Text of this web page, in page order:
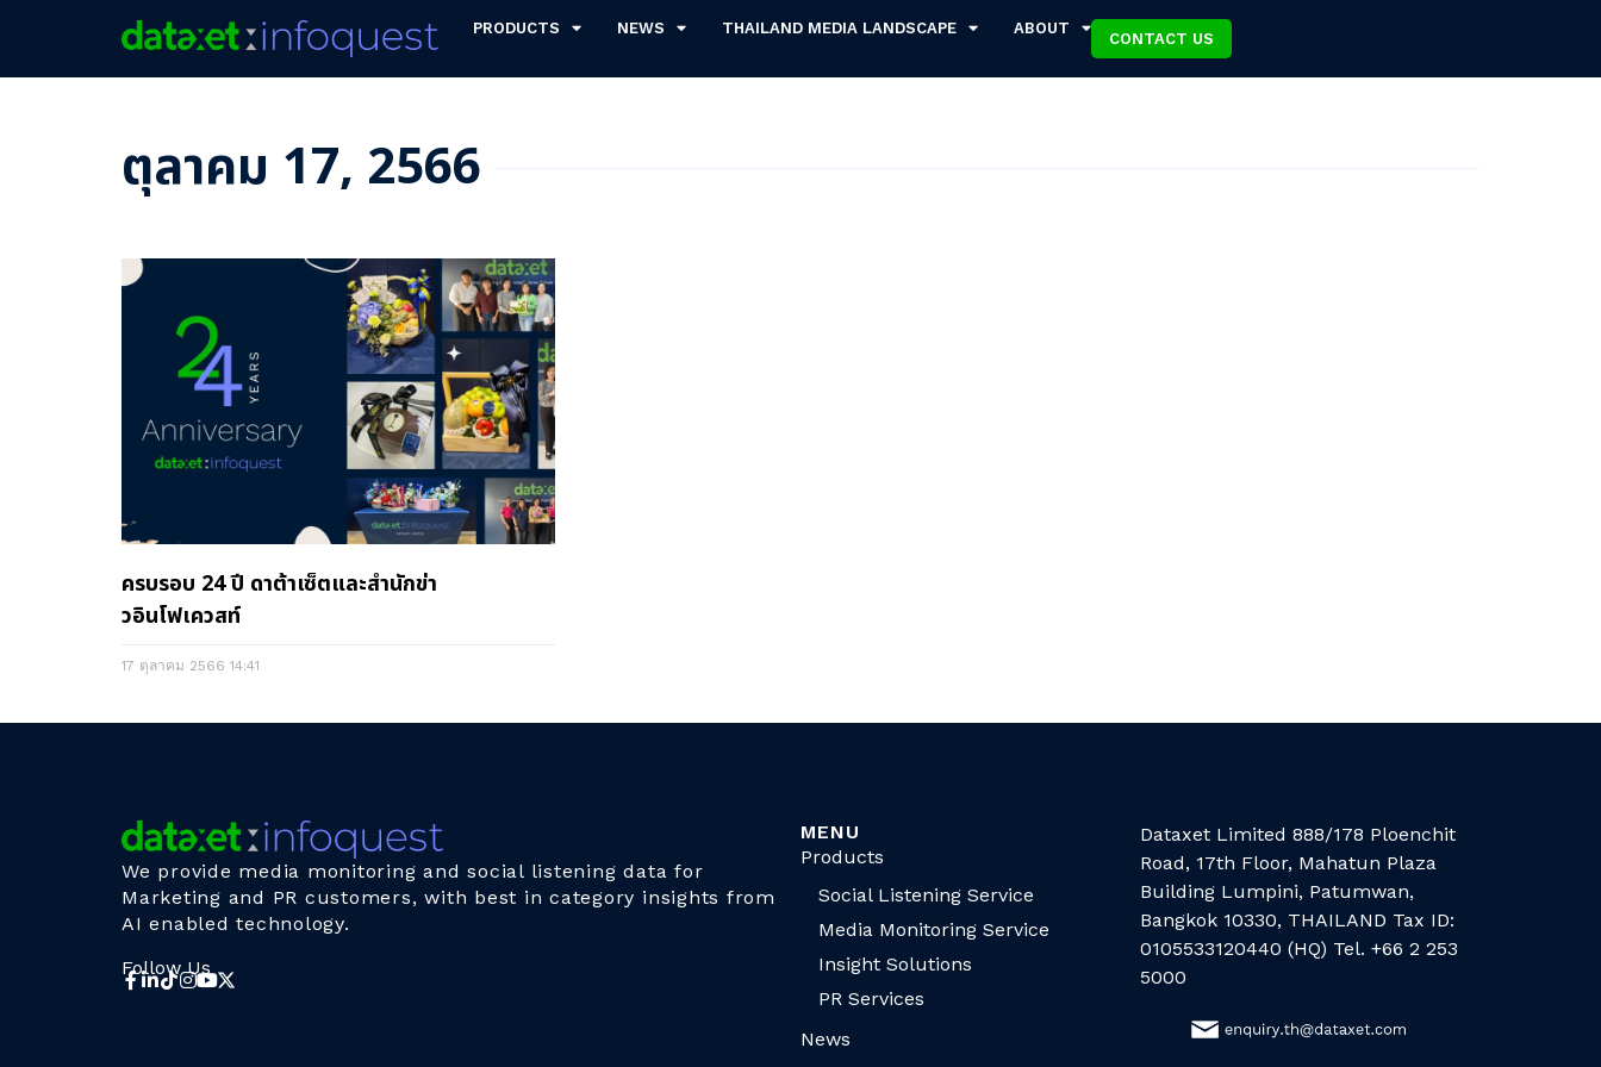
PRODUCTS NEWS THAILAND MEDIA LANDSCAPE ABOUT
CONTACT US
ตุลาคม 17, 2566
ครบรอบ 24 ปี ดาต้าเซ็ตและสำนักข่า
วอินโฟเควสท์
17 ตุลาคม 2566 14:41
We provide media monitoring and social listening data for
Marketing and PR customers, with best in category insights from
AI enabled technology.
Follow Us
MENU
Products
Social Listening Service
Media Monitoring Service
Insight Solutions
PR Services
News
Dataxet Limited 888/178 Ploenchit
Road, 17th Floor, Mahatun Plaza
Building Lumpini, Patumwan,
Bangkok 10330, THAILAND Tax ID:
0105533120440 (HQ) Tel. +66 2 253
5000